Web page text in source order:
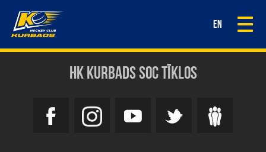
EN
HK KURBADS SOC TĪKLOS